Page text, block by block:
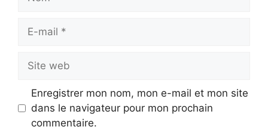
Site
web
Enregistrer mon nom, mon e-mail et mon site
dans le navigateur pour mon prochain
commentaire.